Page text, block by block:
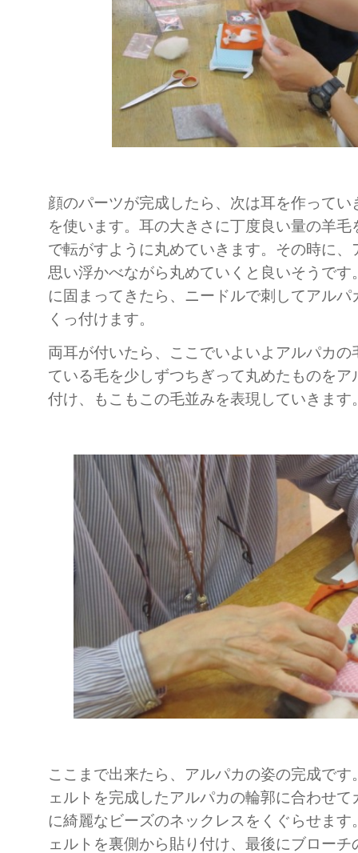
顔のパーツが完成したら、次は耳を作って
を使います。耳の大きさに丁度良い量の羊
で転がすように丸めていきます。その時に
思い浮かべながら丸めていくと良いそうで
に固まってきたら、ニードルで刺してアル
くっ付けます。
両耳が付いたら、ここでいよいよアルパカ
ている毛を少しずつちぎって丸めたものを
付け、もこもこの毛並みを表現していきます
ここまで出来たら、アルパカの姿の完成で
ェルトを完成したアルパカの輪郭に合わせ
に綺麗なビーズのネックレスをくぐらせま
ェルトを裏側から貼り付け、最後にブロー